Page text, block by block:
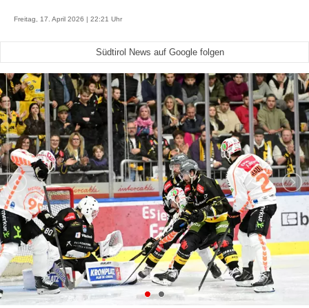
Freitag, 17. April 2026 | 22:21 Uhr
Südtirol News auf Google folgen